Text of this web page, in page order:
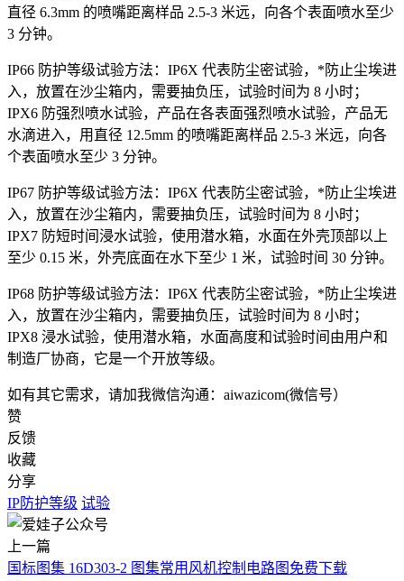
直径 6.3mm 的喷嘴距离样品 2.5-3 米远，向各个表面喷水至少
3 分钟。
IP66 防护等级试验方法：IP6X 代表防尘密试验，*防止尘埃进
入，放置在沙尘箱内，需要抽负压，试验时间为 8 小时；
IPX6 防强烈喷水试验，产品在各表面强烈喷水试验，产品无
水滴进入，用直径 12.5mm 的喷嘴距离样品 2.5-3 米远，向各
个表面喷水至少 3 分钟。
IP67 防护等级试验方法：IP6X 代表防尘密试验，*防止尘埃进
入，放置在沙尘箱内，需要抽负压，试验时间为 8 小时；
IPX7 防短时间浸水试验，使用潜水箱，水面在外壳顶部以上
至少 0.15 米，外壳底面在水下至少 1 米，试验时间 30 分钟。
IP68 防护等级试验方法：IP6X 代表防尘密试验，*防止尘埃进
入，放置在沙尘箱内，需要抽负压，试验时间为 8 小时；
IPX8 浸水试验，使用潜水箱，水面高度和试验时间由用户和
制造厂协商，它是一个开放等级。
如有其它需求，请加我微信沟通：aiwazicom(微信号）
赞
反馈
收藏
分享
IP防护等级 试验
上一篇
国标图集 16D303-2 图集常用风机控制电路图免费下载